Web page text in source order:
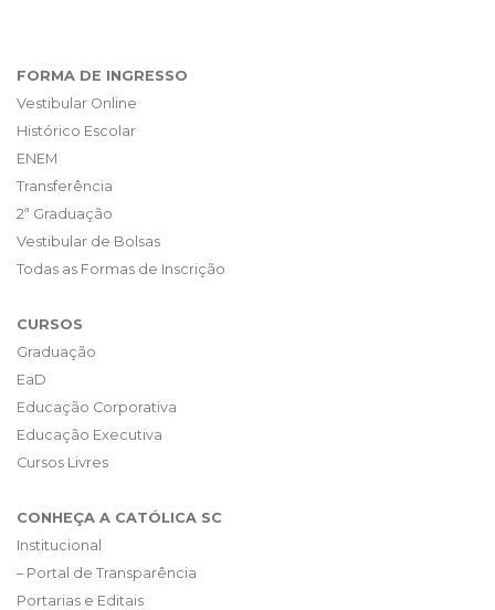
FORMA DE INGRESSO
Vestibular Online
Histórico Escolar
ENEM
Transferência
2ª Graduação
Vestibular de Bolsas
Todas as Formas de Inscrição
CURSOS
Graduação
EaD
Educação Corporativa
Educação Executiva
Cursos Livres
CONHEÇA A CATÓLICA SC
Institucional
– Portal de Transparência
Portarias e Editais